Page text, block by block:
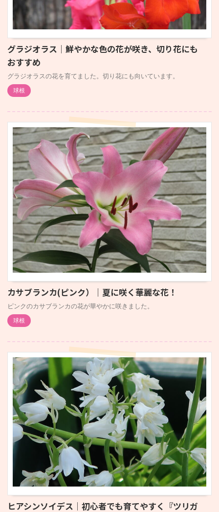
グラジオラス｜鮮やかな色の花が咲き、切り花にも
おすすめ
グラジオラスの花を育てました。切り花にも向いています。
球根
カサブランカ(ピンク）｜夏に咲く華麗な花！
ピンクのカサブランカの花が華やかに咲きました。
球根
ヒアシンソイデス｜初心者でも育てやすく『ツリガ